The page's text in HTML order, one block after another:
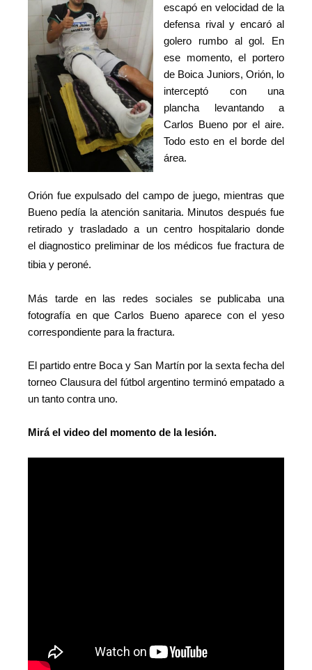
escapó en velocidad de la
defensa rival y encaró al
golero rumbo al gol. En
ese momento, el portero
de Boica Juniors, Orión, lo
interceptó con una
plancha levantando a
Carlos Bueno por el aire.
Todo esto en el borde del
área.
Orión fue expulsado del campo de juego, mientras que
Bueno pedía la atención sanitaria. Minutos después fue
retirado y trasladado a un centro hospitalario donde
el diagnostico preliminar de los médicos fue fractura de
tibia y peroné.
Más tarde en las redes sociales se publicaba una
fotografía en que Carlos Bueno aparece con el yeso
correspondiente para la fractura.
El partido entre Boca y San Martín por la sexta fecha del
torneo Clausura del fútbol argentino terminó empatado a
un tanto contra uno.
Mirá el video del momento de la lesión.